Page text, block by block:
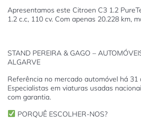
Apresentamos este Citroen C3 1.2
1.2 c.c, 110 cv. Com apenas 20.228 km,
STAND PEREIRA & GAGO –
ALGARVE
Referência no mercado automóvel há 31
Especialistas em viaturas usadas
com garantia.
PORQUÊ ESCOLHER-NOS?